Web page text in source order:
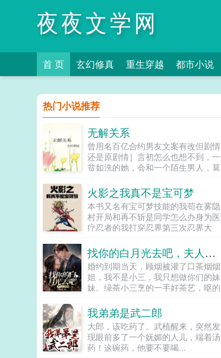
夜夜文学网
首 页 玄幻修真 重生穿越 都市小说
热门小说推荐
无解关系
曾用名百亿合约男友文案有改但剧情
还是原剧情］言初怎么也想不到，一
贫如洗的她，会和一个陌生男人，莫
富交换。说白了就是他的钱进了她账
户，她的钱进了他账户还转！不！
回！去！好消息对方是陆洺执，陆氏
集团太子爷，多金，年轻，人还帅。
坏消息这人脾气差，控制欲强，还打
火影之我真不是宝可梦
本书又名有宝可梦技能的我苟在雾隐
村开局和再不斩是同学怎么办身为医
疗忍者的我打穿忍界第三次忍界大
忙，双手飞速结印。水遁飞水手里剑
雷遁十万伏特冰遁急冻光束熔遁断崖
之剑一切恢复平静。狼藉的战场中，
涧川橘陷入沉思。看看自己左腕［气
势披带］，右手［神秘水滴］。沉默
在地上！靠！老子果然是宝可梦是
吧？！...
找你的白月光去吧，夫人已改嫁
婚约到期当天，顾烟被灌了口茶烟烟
姐，我不是小三，我只想做你们的妹
妹。绿茶小三烹的一手好茶艺，呕的
王宝钏，没有挖野菜的爱好，渣男你
要给你了。渣男时战也没想到，随着
追妻路漫漫，会渐渐发现顶级黑客是
她，珠宝设计大拿是她，鉴宝赌石专
家也是她，不高兴的时候，还能拿针
我弟弟是武二郎
大郎，该吃药了。武植醒来，突然发
现眼前多了一个妩媚的人儿，端着汤
药！这碗药，他要不要喝...